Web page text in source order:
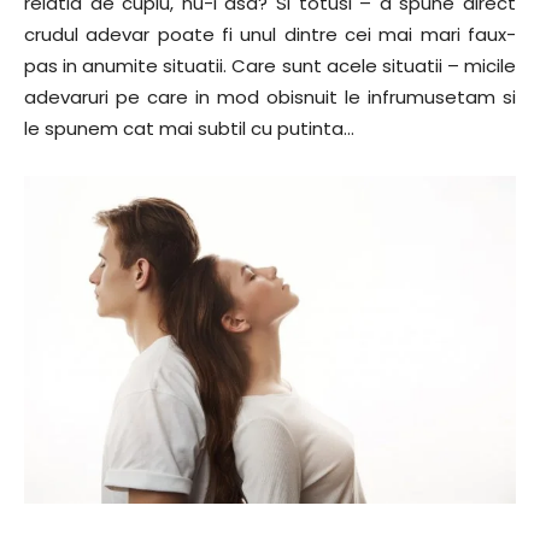
crudul adevar poate fi unul dintre cei mai mari faux-
pas in anumite situatii. Care sunt acele situatii – micile
adevaruri pe care in mod obisnuit le infrumusetam si
le spunem cat mai subtil cu putinta…